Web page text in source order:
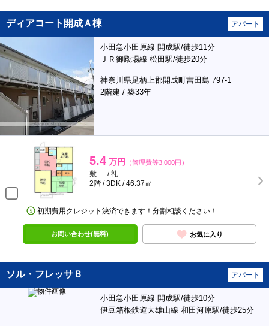
ディアコート開成Ａ棟 アパート
小田急小田原線 開成駅/徒歩11分
ＪＲ御殿場線 松田駅/徒歩20分
神奈川県足柄上郡開成町吉田島 797-1
2階建 / 築33年
5.4 万円 （管理費等3,000円）
敷 － / 礼 －
2階 / 3DK / 46.37㎡
初期費用クレジット決済できます！分割相談ください！
お問い合わせ(無料) お気に入り
ソル・フレッサＢ アパート
小田急小田原線 開成駅/徒歩10分
伊豆箱根鉄道大雄山線 和田河原駅/徒歩25分